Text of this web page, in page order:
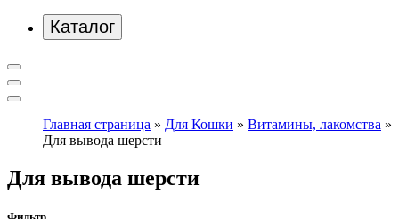
Каталог
Главная страница » Для Кошки » Витамины, лакомства »
Для вывода шерсти
Для вывода шерсти